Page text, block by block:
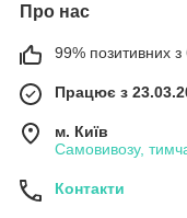
Про нас
99% позитивних з
Працює з
м. Київ
Самовивозу,
Контакти